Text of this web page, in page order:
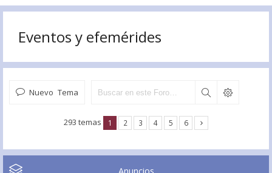
Eventos y efemérides
Nuevo Tema
293 temas 1 2 3 4 5 6